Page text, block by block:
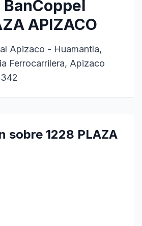
APIZACO
Apizaco - Huamantla,
Ferrocarrilera, Apizaco
sobre 1228 PLAZA